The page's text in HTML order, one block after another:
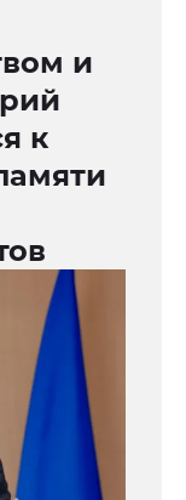
и
к